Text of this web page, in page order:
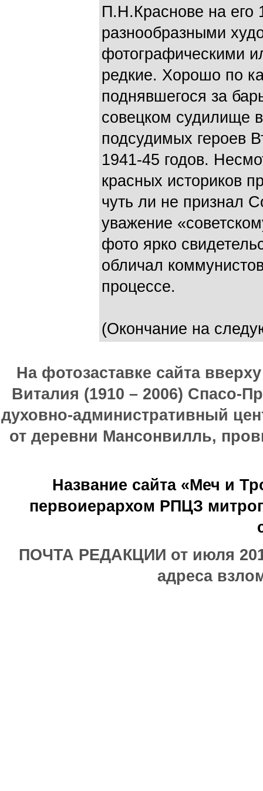
П.Н.Краснове на его
разнообразными
фотографическими
редкие. Хорошо по
поднявшегося за
совецком судилище
подсудимых героев
1941-45 годов.
красных историков
чуть ли не признал
уважение
фото ярко
обличал
процессе.
(Окончание на
На фотозаставке сайта
Виталия (1910 – 2006) Спасо-
духовно-административный
от деревни Мансонвилль,
Название сайта «Меч и
первоиерархом РПЦЗ
ПОЧТА РЕДАКЦИИ от июля
адреса